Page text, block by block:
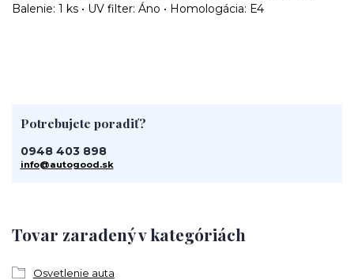
Balenie: 1 ks • UV filter: Áno • Homologácia: E4
Tovar zaradený v kategóriách
Osvetlenie auta
Potrebujete poradiť?
0948 403 898
info@autogood.sk